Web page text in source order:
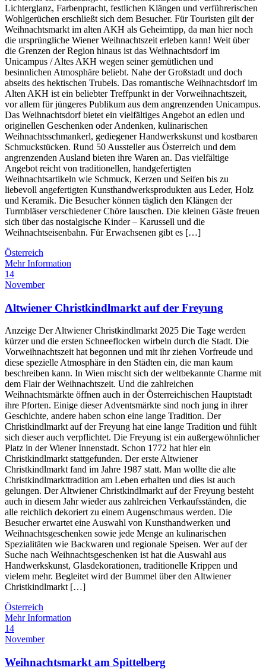
Lichterglanz, Farbenpracht, festlichen Klängen und verführerischen
Wohlgerüchen erschließt sich dem Besucher. Für Touristen gilt der
Weihnachtsmarkt im alten AKH als Geheimtipp, da man hier noch
die ursprüngliche Wiener Weihnachtszeit erleben kann! Weit über
die Grenzen der Region hinaus ist das Weihnachtsdorf im
Unicampus / Altes AKH wegen seiner gemütlichen und
besinnlichen Atmosphäre beliebt. Nahe der Großstadt und doch
abseits des hektischen Trubels. Das romantische Weihnachtsdorf im
Alten AKH ist ein beliebter Treffpunkt in der Vorweihnachtszeit,
vor allem für jüngeres Publikum aus dem angrenzenden Unicampus.
Das Weihnachtsdorf bietet ein vielfältiges Angebot an edlen und
originellen Geschenken oder Andenken, kulinarischen
Weihnachtsschmankerl, gediegener Handwerkskunst und kostbaren
Schmuckstücken. Rund 50 Aussteller aus Österreich und dem
angrenzenden Ausland bieten ihre Waren an. Das vielfältige
Angebot reicht von traditionellen, handgefertigten
Weihnachtsartikeln wie Schmuck, Kerzen und Seifen bis zu
liebevoll angefertigten Kunsthandwerksprodukten aus Leder, Holz
und Keramik. Die Besucher können täglich den Klängen der
Turmbläser verschiedener Chöre lauschen. Die kleinen Gäste freuen
sich über das nostalgische Kinder – Karussell und die
Weihnachtseisenbahn. Für Erwachsenen gibt es […]
Österreich
Mehr Information
14
November
Altwiener Christkindlmarkt auf der Freyung
Anzeige Der Altwiener Christkindlmarkt 2025 Die Tage werden
kürzer und die ersten Schneeflocken wirbeln durch die Stadt. Die
Vorweihnachtszeit hat begonnen und mit ihr ziehen Vorfreude und
diese spezielle Atmosphäre in den Städten ein, die man kaum
beschreiben kann. In Wien mischt sich der weltbekannte Charme mit
dem Flair der Weihnachtszeit. Und die zahlreichen
Weihnachtsmärkte öffnen auch in der Österreichischen Hauptstadt
ihre Pforten. Einige dieser Adventsmärkte sind noch jung in ihrer
Geschichte, andere haben schon eine lange Tradition. Der
Christkindlmarkt auf der Freyung hat eine lange Tradition und fühlt
sich dieser auch verpflichtet. Die Freyung ist ein außergewöhnlicher
Platz in der Wiener Innenstadt. Schon 1772 hat hier ein
Christkindlmarkt stattgefunden. Der erste Altwiener
Christkindlmarkt fand im Jahre 1987 statt. Man wollte die alte
Christkindlmarkttradition am Leben erhalten und dies ist auch
gelungen. Der Altwiener Christkindlmarkt auf der Freyung besteht
auch in diesem Jahr wieder aus zahlreichen Verkaufsständen, die
alle reichlich dekoriert zu einem Augenschmaus werden. Die
Besucher erwartet eine Auswahl von Kunsthandwerken und
Weihnachtsgeschenken sowie jede Menge an kulinarischen
Spezialitäten wie Backwaren und regionale Speisen. Wer auf der
Suche nach Weihnachtsgeschenken ist hat die Auswahl aus
Handwerkskunst, Glasdekorationen, traditionelle Krippen und
vielem mehr. Begleitet wird der Bummel über den Altwiener
Christkindlmarkt […]
Österreich
Mehr Information
14
November
Weihnachtsmarkt am Spittelberg